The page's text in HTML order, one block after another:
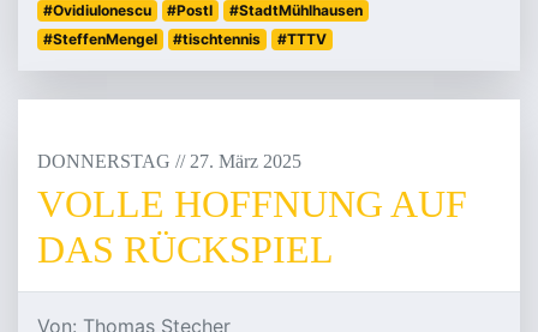
#OvidiuIonescu
#PostI
#StadtMühlhausen
#SteffenMengel
#tischtennis #TTTV
DONNERSTAG // 27. März 2025
VOLLE HOFFNUNG AUF
DAS RÜCKSPIEL
Von: Thomas Stecher